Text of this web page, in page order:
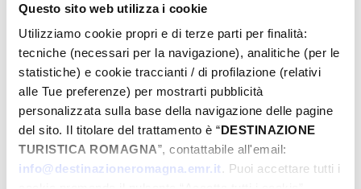
Questo sito web utilizza i cookie
Utilizziamo cookie propri e di terze parti per finalità:
tecniche (necessari per la navigazione), analitiche (per le
statistiche) e cookie traccianti / di profilazione (relativi
alle Tue preferenze) per mostrarti pubblicità
personalizzata sulla base della navigazione delle pagine
del sito. Il titolare del trattamento è “DESTINAZIONE
TURISTICA ROMAGNA”, contattabile all'email:
info@destinazioneromagna.emr.it. Puoi accettare tutti i
­WHERE